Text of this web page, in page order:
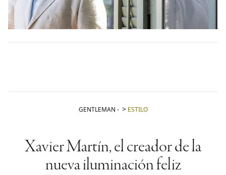
GENTLEMAN - ESTILO
Xavier Martín, el creador de la
nueva iluminación feliz